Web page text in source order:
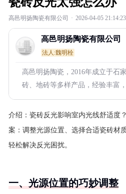
高邑明扬陶瓷有限公司 · 2026-04-05 21:14:23
高邑明扬陶瓷有限公司
法人:魏明栓
高邑明扬陶瓷，2016年成立于石
砖、地砖等多样产品，经验丰富
介绍： 瓷砖反光影响室内光线舒适度
案：调整光源位置、选择合适瓷砖材
轻松解决反光困扰。
一、光源位置的巧妙调整